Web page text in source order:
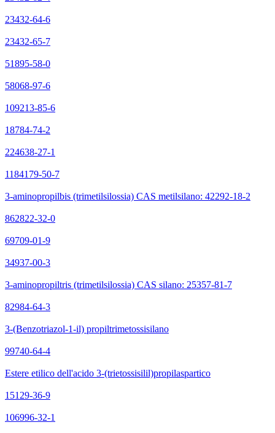
23432-64-6
23432-65-7
51895-58-0
58068-97-6
109213-85-6
18784-74-2
224638-27-1
1184179-50-7
3-aminopropilbis (trimetilsilossia) CAS metilsilano: 42292-18-2
862822-32-0
69709-01-9
34937-00-3
3-aminopropiltris (trimetilsilossia) CAS silano: 25357-81-7
82984-64-3
3-(Benzotriazol-1-il) propiltrimetossisilano
99740-64-4
Estere etilico dell'acido 3-(trietossisilil)propilaspartico
15129-36-9
106996-32-1